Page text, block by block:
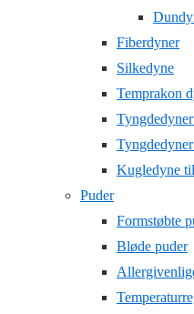
Fiberdyner
Silkedyne
Temprakon
Kugledyne
Puder
Formstøbte
Bløde puder